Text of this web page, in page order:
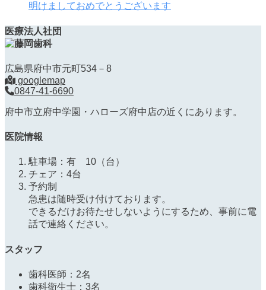
明けましておめでとうございます
医療法人社団
広島県府中市元町534－8
googlemap
0847-41-6690
府中市立府中学園・ハローズ府中店の近くにあります。
医院情報
駐車場：有 10（台）
チェア：4台
予約制
急患は随時受け付けております。
できるだけお待たせしないようにするため、事前に電
話で連絡ください。
スタッフ
歯科医師：2名
歯科衛生士：3名